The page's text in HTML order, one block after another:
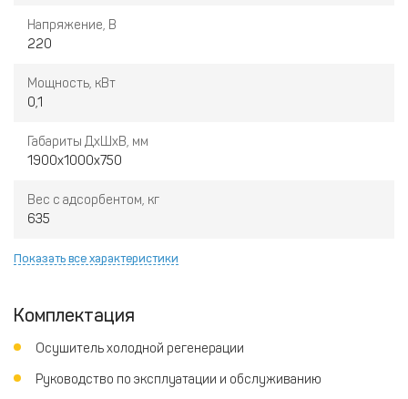
Напряжение, В
220
Мощность, кВт
0,1
Габариты ДхШхВ, мм
1900х1000х750
Вес с адсорбентом, кг
635
Показать все характеристики
Комплектация
Осушитель холодной регенерации
Руководство по эксплуатации и обслуживанию